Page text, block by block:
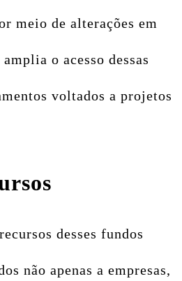
meio de alterações em
o acesso dessas
voltados a projetos
desses fundos
não apenas a empresas,